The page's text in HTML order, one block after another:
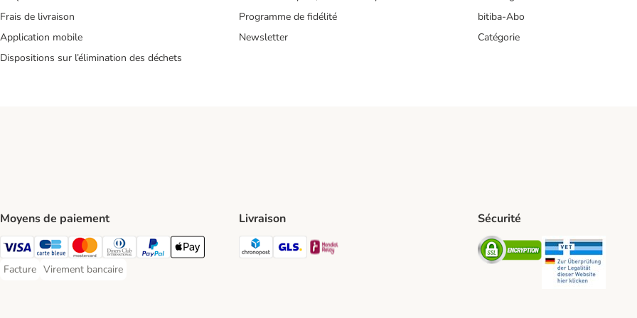
Frais de livraison
Application mobile
Dispositions sur l’élimination des déchets
Programme de fidélité
Newsletter
bitiba-Abo
Catégorie
Moyens de paiement
Visa Payment Method
carte bleue Payment Method
Master Card Payment Method
Diners Club Payment Method
Paypal Payment Method
Apple Pay Payment Method
Facture
Facture Payment Method
Virement bancaire
Virement bancaire Payment Method
Livraison
Chronopost Shipping Method
GLS Shipping Method
Mondial relay Shipping Method
Sécurité
Security